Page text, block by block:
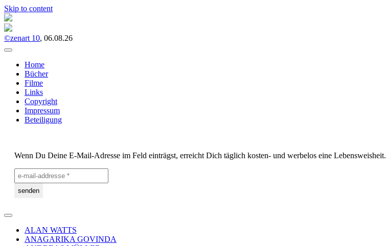
Skip to content
©zenart 10, 06.08.26
Home
Bücher
Filme
Links
Copyright
Impressum
Beteiligung
Wenn Du Deine E-Mail-Adresse im Feld einträgst, erreicht Dich täglich kosten- und werbelos eine Lebensweisheit.
ALAN WATTS
ANAGARIKA GOVINDA